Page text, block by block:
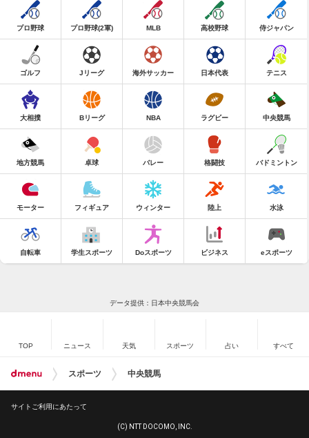
プロ野球 プロ野球(2軍) MLB 高校野球 侍ジャパン
ゴルフ Jリーグ 海外サッカー 日本代表 テニス
大相撲 Bリーグ NBA ラグビー 中央競馬
地方競馬 卓球 バレー 格闘技 バドミントン
モーター フィギュア ウィンター 陸上 水泳
自転車 学生スポーツ Doスポーツ ビジネス eスポーツ
データ提供：日本中央競馬会
TOP ニュース 天気 スポーツ 占い すべて
スポーツ 中央競馬
サイトご利用にあたって
(C) NTT DOCOMO, INC.